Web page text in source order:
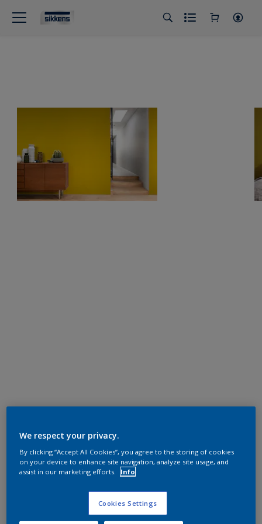
We respect your privacy.
By clicking “Accept All Cookies”, you agree to the storing of cookies
on your device to enhance site navigation, analyze site usage, and
assist in our marketing efforts.
Info
Cookies Settings